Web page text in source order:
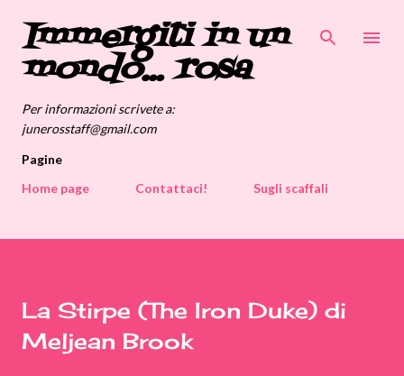
Passa ai contenuti principali
Immergiti in un
mondo... rosa
Per informazioni scrivete a:
junerosstaff@gmail.com
Pagine
Home page
Contattaci! Sugli scaffali
La Stirpe (The Iron Duke) di
Meljean Brook